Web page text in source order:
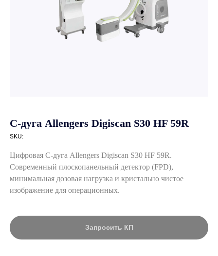
С-дуга Allengers Digiscan S30 HF 59R
SKU:
Запросить КП
Цифровая С-дуга Allengers Digiscan S30 HF 59R.
Современный плоскопанельный детектор (FPD),
минимальная дозовая нагрузка и кристально чистое
изображение для операционных.